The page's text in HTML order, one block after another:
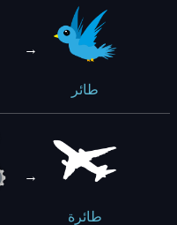
→
طائر
→
طائرة